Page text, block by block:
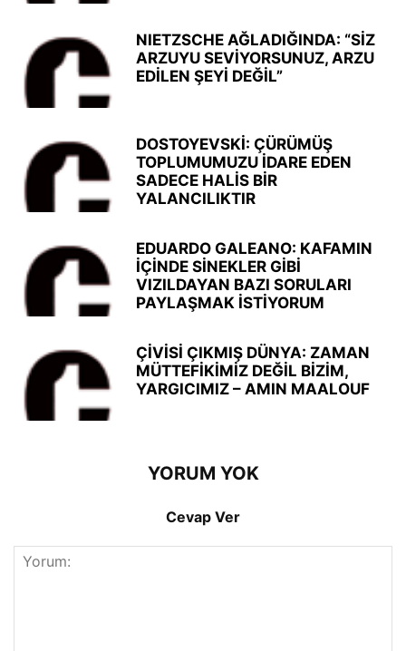
NIETZSCHE AĞLADIĞINDA: “SİZ
ARZUYU SEVİYORSUNUZ, ARZU
EDİLEN ŞEYİ DEĞİL”
DOSTOYEVSKİ: ÇÜRÜMÜŞ
TOPLUMUMUZU İDARE EDEN
SADECE HALİS BİR
YALANCILIKTIR
EDUARDO GALEANO: KAFAMIN
İÇİNDE SİNEKLER GİBİ
VIZILDAYAN BAZI SORULARI
PAYLAŞMAK İSTİYORUM
ÇİVİSİ ÇIKMIŞ DÜNYA: ZAMAN
MÜTTEFİKİMİZ DEĞİL BİZİM,
YARGICIMIZ – AMIN MAALOUF
YORUM YOK
Cevap Ver